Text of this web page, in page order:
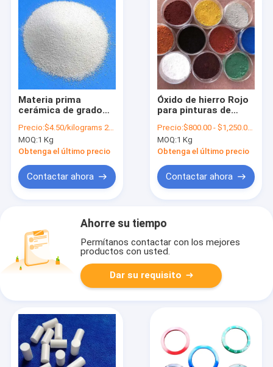
Materia prima
cerámica de grado
polvo o gránulos
para el número CAS
1344-28-1
Precio:$4.50/kilograms 25-999 kilograms
MOQ:1 Kg
Obtenga el último precio
Contactar ahora
Óxido de hierro Rojo
para pinturas de
de impresión de
plástico caucho
Color cerámico
papel
Precio:$800.00 - $1,250.00/metric tons
MOQ:1 Kg
Obtenga el último precio
Contactar ahora
Ahorre su tiempo
Permítanos contactar con los mejores
productos con usted.
Dar su requisito